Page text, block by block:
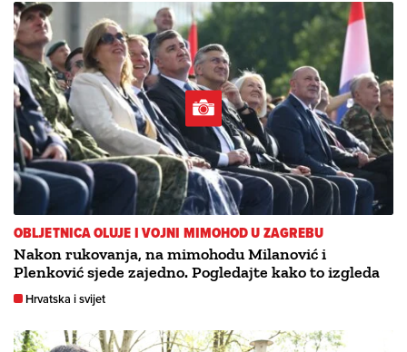
OBLJETNICA OLUJE I VOJNI MIMOHOD U ZAGREBU
Nakon rukovanja, na mimohodu Milanović i
Plenković sjede zajedno. Pogledajte kako to izgleda
Hrvatska i svijet